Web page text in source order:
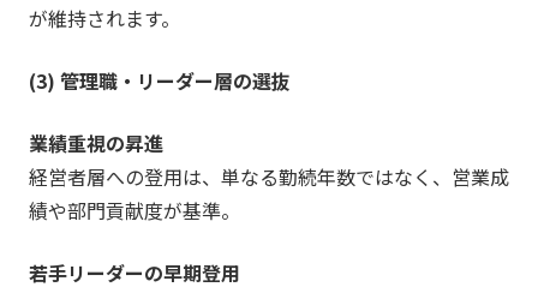
が維持されます。
(3) 管理職・リーダー層の選抜
業績重視の昇進
経営者層への登用は、単なる勤続年数ではなく、営業成
績や部門貢献度が基準。
若手リーダーの早期登用